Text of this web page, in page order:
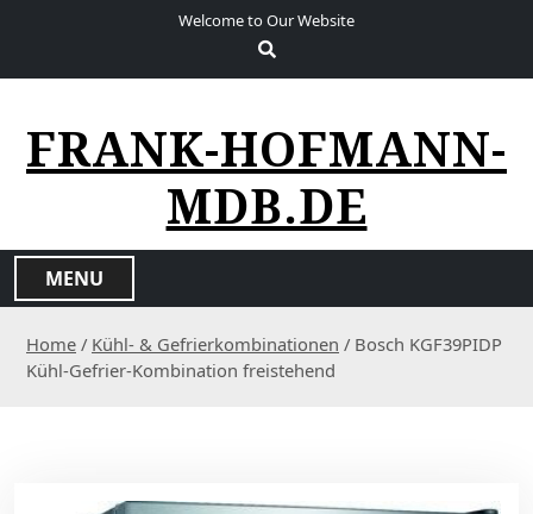
Welcome to Our Website
FRANK-HOFMANN-
MDB.DE
MENU
Home / Kühl- & Gefrierkombinationen / Bosch KGF39PIDP
Kühl-Gefrier-Kombination freistehend